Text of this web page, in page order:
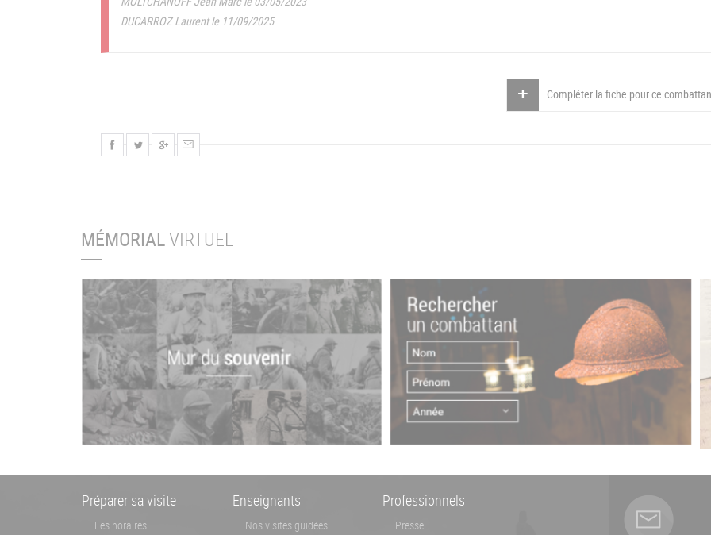
DUCARROZ Laurent le 11/09/2025
Compléter la fiche pour ce
MÉMORIALVIRTUEL
Menu
Préparer sa visite
Les horaires
Enseignants
Nos visites guidées
Professionnels
Presse